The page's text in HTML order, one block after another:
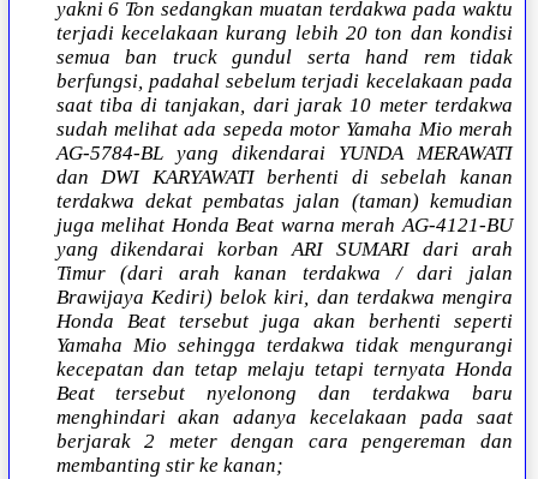
yakni 6 Ton sedangkan muatan terdakwa pada waktu
terjadi kecelakaan kurang lebih 20 ton dan kondisi
semua ban truck gundul serta hand rem tidak
berfungsi, padahal sebelum terjadi kecelakaan pada
saat tiba di tanjakan, dari jarak 10 meter terdakwa
sudah melihat ada sepeda motor Yamaha Mio merah
AG-5784-BL yang dikendarai YUNDA MERAWATI
dan DWI KARYAWATI berhenti di sebelah kanan
terdakwa dekat pembatas jalan (taman) kemudian
juga melihat Honda Beat warna merah AG-4121-BU
yang dikendarai korban ARI SUMARI dari arah
Timur (dari arah kanan terdakwa / dari jalan
Brawijaya Kediri) belok kiri, dan terdakwa mengira
Honda Beat tersebut juga akan berhenti seperti
Yamaha Mio sehingga terdakwa tidak mengurangi
kecepatan dan tetap melaju tetapi ternyata Honda
Beat tersebut nyelonong dan terdakwa baru
menghindari akan adanya kecelakaan pada saat
berjarak 2 meter dengan cara pengereman dan
membanting stir ke kanan;